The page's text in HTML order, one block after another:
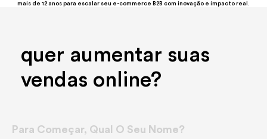
mais de 12 anos para escalar seu e-commerce B2B com inovação e impacto real.
quer aumentar suas
vendas online?